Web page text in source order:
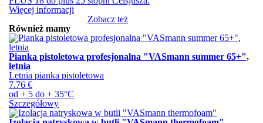
Więcej informacji
Zobacz też
Również mamy
Pianka pistoletowa profesjonalna "VASmann summer 65+",
letnia
Letnia pianka pistoletowa
7.76 €
od + 5 do + 35°C
Szczegółowy